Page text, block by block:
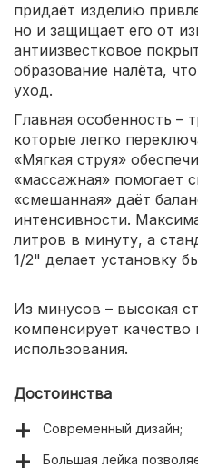
придаёт изделию
но и защищает его от
антиизвестковое
образование налёта,
уход.
Главная особенность –
которые легко
«Мягкая струя»
«массажная» помогает
«смешанная» даёт
интенсивности.
литров в минуту, а
1/2" делает установку
Из минусов – высокая
компенсирует
использования.
Достоинства
Современный дизайн;
Большая лейка